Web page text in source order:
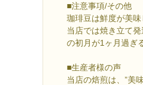
■注意事項/その他
珈琲豆は鮮度が美味
当店では焼き立て
の初月が1ヶ月過ぎ
■生産者様の声
当店の焙煎は、”美